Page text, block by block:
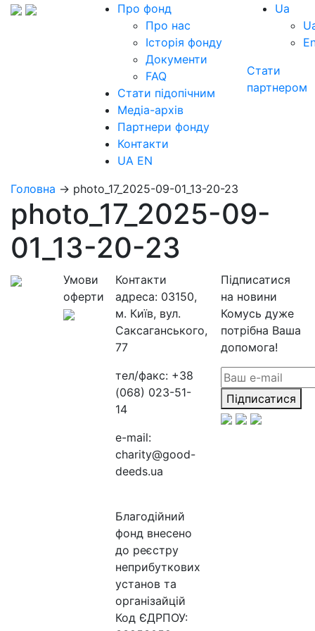
Про фонд
Про нас
Історія фонду
Документи
FAQ
Стати підопічним
Медіа-архів
Партнери фонду
Контакти
UA EN
Ua
Стати
партнером
Головна → photo_17_2025-09-01_13-20-23
photo_17_2025-09-
01_13-20-23
Умови
оферти
Контакти
адреса: 03150,
м. Київ, вул.
Саксаганського,
77
тел/факс: +38
(068) 023-51-
14
e-mail:
charity@good-
deeds.ua
Благодійний
фонд внесено
до реєстру
неприбуткових
установ та
організайцій
Код ЄДРПОУ:
Підписатися
на новини
Комусь дуже
потрібна Ваша
допомога!
Підписатися